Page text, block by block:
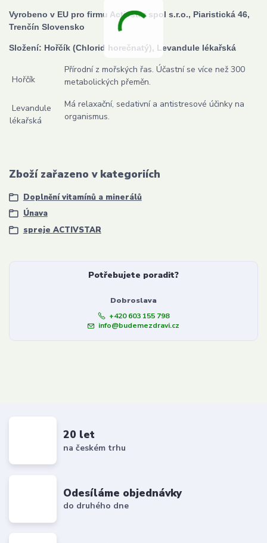
Vyrobeno v EU pro firmu Activstar spol s.r.o., Piaristická 46,
Trenčín Slovensko
Složení: Hořčík (Chlorid horečnatý), Levandule lékařská
Hořčík
Přírodní z mořských řas. Účastní se více než 300
metabolických přeměn.
Levandule
lékařská
Má relaxační, sedativní a antistresové účinky na
organismus.
Zboží zařazeno v kategoriích
Doplnění vitamínů a minerálů
Únava
spreje ACTIVSTAR
Potřebujete poradit?
Dobroslava
+420 603 155 798
info@budemezdravi.cz
20 let
na českém trhu
Odesíláme objednávky
do druhého dne